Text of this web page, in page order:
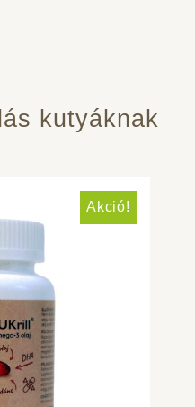
kutyáknak
Akció!